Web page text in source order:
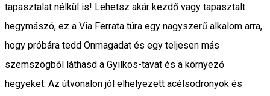
tapasztalat nélkül is! Lehetsz akár kezdő vagy tapasztalt
hegymászó, ez a Via Ferrata túra egy nagyszerű alkalom arra,
hogy próbára tedd Önmagadat és egy teljesen más
szemszögből láthasd a Gyilkos-tavat és a környező
hegyeket. Az útvonalon jól elhelyezett acélsodronyok és